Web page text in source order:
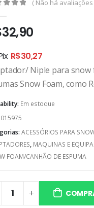
( Não há
32,90
R$30,27
Niple para snow
Snow Foam, como
Em estoque
015975
ACESSÓRIOS PARA
, MAQUINAS E
FOAM/CANHÃO DE ESPUMA